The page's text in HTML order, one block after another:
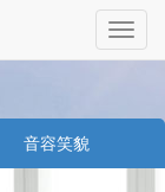
音容笑貌